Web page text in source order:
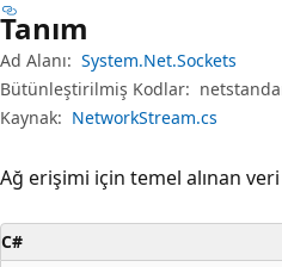
Tanım
Ad Alanı: System.Net.Sockets
Bütünleştirilmiş Kodlar:
Kaynak: NetworkStream.cs
Ağ erişimi için temel alınan veri
C#